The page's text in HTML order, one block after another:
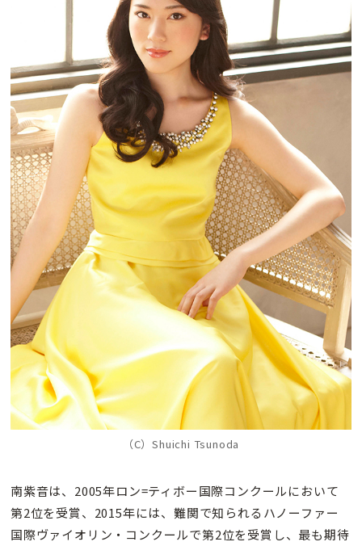
（C）Shuichi Tsunoda
南紫音は、2005年ロン=ティボー国際コンクールにおいて
第2位を受賞、2015年には、難関で知られるハノーファー
国際ヴァイオリン・コンクールで第2位を受賞し、最も期待